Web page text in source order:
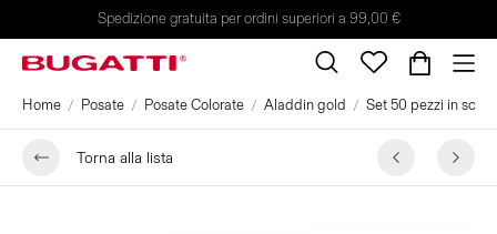
Spedizione gratuita per ordini superiori a 99,00 €
Home Posate Posate Colorate Aladdin gold Set 50 pezzi in
Torna alla lista